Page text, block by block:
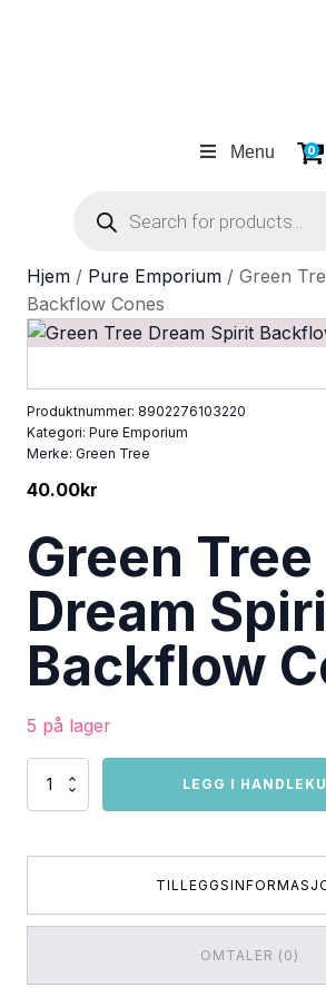
Menu 0
Products
search
Hjem / Pure Emporium / Green
Backflow Cones
Produktnummer: 8902276103220
Kategori: Pure Emporium
Merke: Green Tree
40.00kr
Green Tree
Dream
Backflow
5 på lager
Green
Backflow
LEGG I
OMTALER (0)